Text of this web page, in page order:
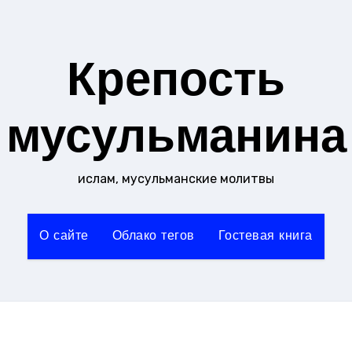
Крепость
мусульманина
ислам, мусульманские молитвы
О сайте Облако тегов Гостевая книга